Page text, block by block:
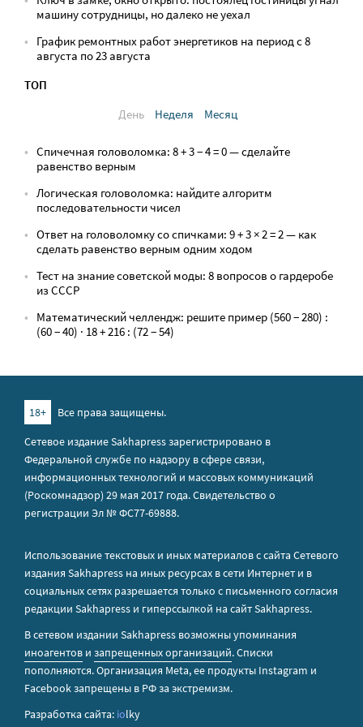
машину сотрудницы, но далеко не уехал
График ремонтных работ энергетиков на период с 8
августа по 23 августа
ТОП
День
Неделя Месяц
Спичечная головоломка: 8 + 3 − 4 = 0 — сделайте
равенство верным
Логическая головоломка: найдите алгоритм
последовательности чисел
Ответ на головоломку со спичками: 9 + 3 × 2 = 2 — как
сделать равенство верным одним ходом
Тест на знание советской моды: 8 вопросов о гардеробе
из СССР
Математический челлендж: решите пример (560 − 280) :
(60 − 40) · 18 + 216 : (72 − 54)
18+
Все права защищены.
Сетевое издание Sakhapress зарегистрировано в
Федеральной службе по надзору в сфере связи,
информационных технологий и массовых коммуникаций
(Роскомнадзор) 29 мая 2017 года. Свидетельство о
регистрации Эл № ФС77-69888.
Использование текстовых и иных материалов с сайта Сетевого
издания Sakhapress на иных ресурсах в сети Интернет и в
социальных сетях разрешается только с письменного согласия
редакции Sakhapress и гиперссылкой на сайт Sakhapress.
В сетевом издании Sakhapress возможны упоминания
иноагентов и запрещенных организаций. Списки
пополняются. Организация Metа, ее продукты Instagram и
Facebook запрещены в РФ за экстремизм.
Разработка сайта: iolky